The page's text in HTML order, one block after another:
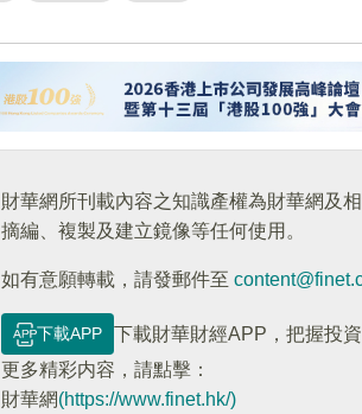
財華網所刊載內容之知識產權為財華網及
摘編、複製及建立鏡像等任何使用。
如有意願轉載，請發郵件至
下載APP
下載財華財經APP，把握投
更多精彩内容，請點擊：
財華網(https://www.finet.hk/)